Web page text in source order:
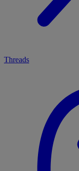
Threads